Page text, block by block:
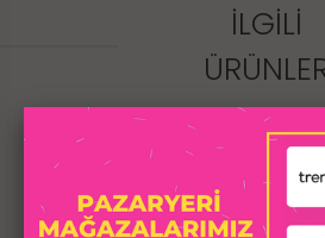
İleri Geri ve Dönme Hareketi +
Bu otomatik vajina aynı anda
hareket edebilir, çok sıcak bir
bir ateşli kızın sizinle seks
inleme ses özelliğine sahiptir.
yerleştirme ve çıkarma
vücudunuz da en üst düzeyde
İLGILI